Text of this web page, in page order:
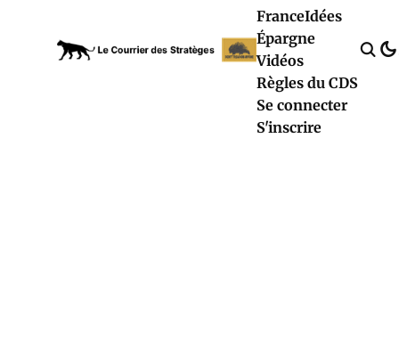
FranceIdées
Épargne
Vidéos
Règles du CDS
Se connecter
S'inscrire